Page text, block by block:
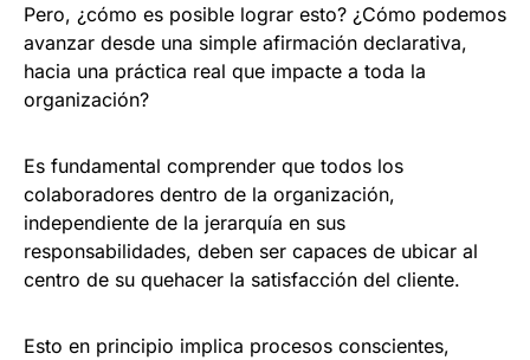
Pero, ¿cómo es posible lograr esto? ¿Cómo podemos
avanzar desde una simple afirmación declarativa,
hacia una práctica real que impacte a toda la
organización?
Es fundamental comprender que todos los
colaboradores dentro de la organización,
independiente de la jerarquía en sus
responsabilidades, deben ser capaces de ubicar al
centro de su quehacer la satisfacción del cliente.
Esto en principio implica procesos conscientes,